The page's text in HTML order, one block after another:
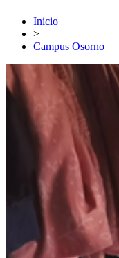
Inicio
>
Campus Osorno